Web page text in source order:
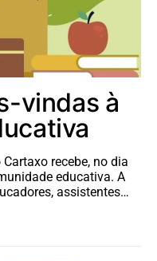
vindas à
recebe, no dia
educativa. A
assistentes…